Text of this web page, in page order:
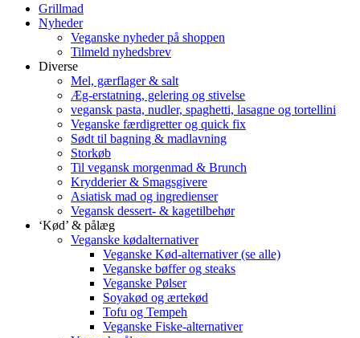
Grillmad
Nyheder
Veganske nyheder på shoppen
Tilmeld nyhedsbrev
Diverse
Mel, gærflager & salt
Æg-erstatning, gelering og stivelse
vegansk pasta, nudler, spaghetti, lasagne og tortellini
Veganske færdigretter og quick fix
Sødt til bagning & madlavning
Storkøb
Til vegansk morgenmad & Brunch
Krydderier & Smagsgivere
Asiatisk mad og ingredienser
Vegansk dessert- & kagetilbehør
‘Kød’ & pålæg
Veganske kødalternativer
Veganske Kød-alternativer (se alle)
Veganske bøffer og steaks
Veganske Pølser
Soyakød og ærtekød
Tofu og Tempeh
Veganske Fiske-alternativer